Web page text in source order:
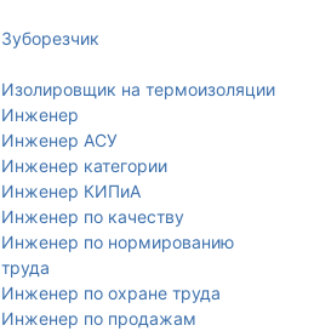
Зуборезчик
Изолировщик на термоизоляции
Инженер
Инженер АСУ
Инженер категории
Инженер КИПиА
Инженер по качеству
Инженер по нормированию
труда
Инженер по охране труда
Инженер по продажам